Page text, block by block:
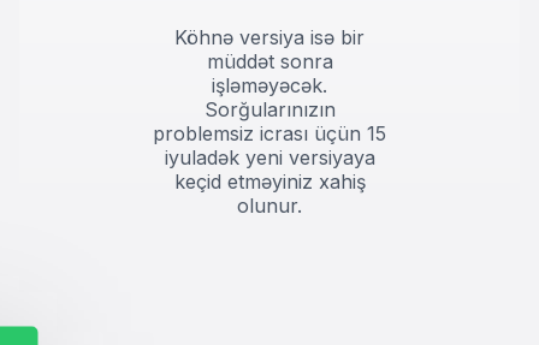
Köhnə versiya isə bir
müddət sonra
işləməyəcək.
Sorğularınızın
problemsiz icrası üçün 15
iyuladək yeni versiyaya
keçid etməyiniz xahiş
olunur.